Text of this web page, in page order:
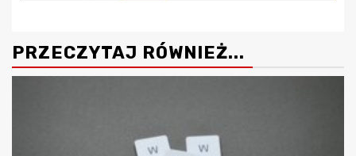
PRZECZYTAJ RÓWNIEŻ...